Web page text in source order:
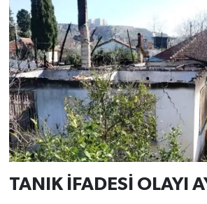
TANIK İFADESİ OLAYI